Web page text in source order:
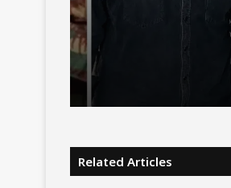
पिता नहीं,
आबान की
उठाई?
Related Articles